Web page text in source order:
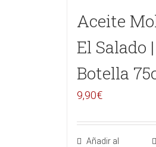
Aceite
El Salado |
Botella
9,90€
Añadir al